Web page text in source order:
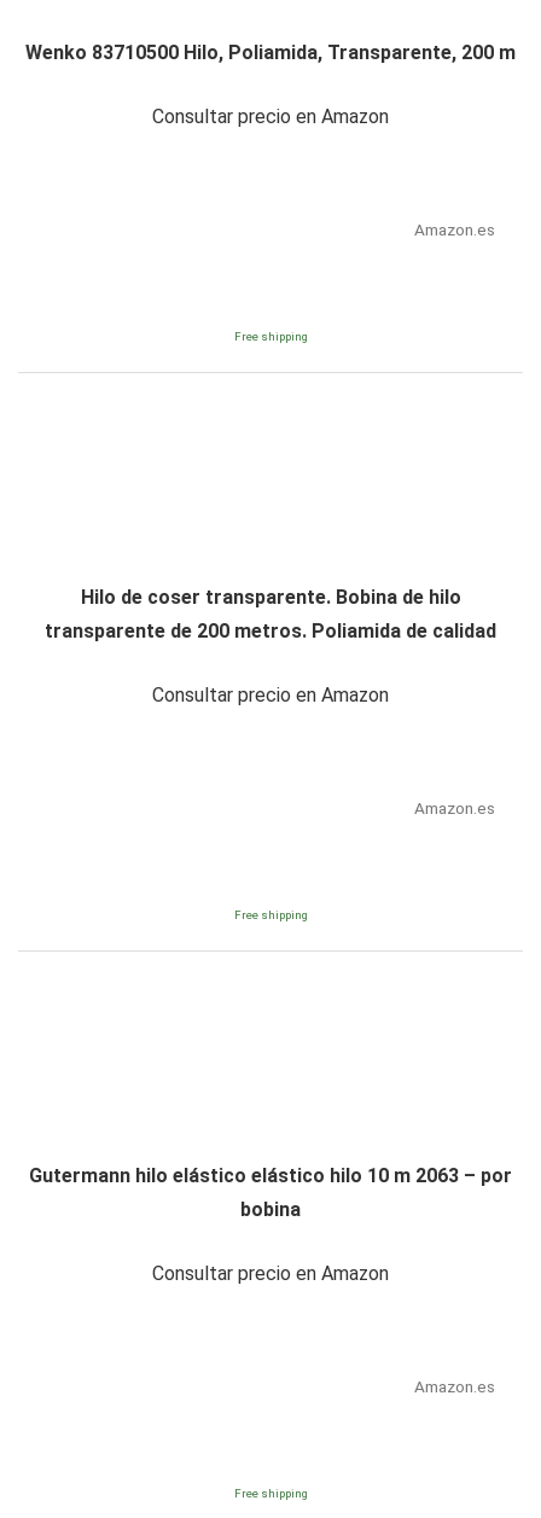
Wenko 83710500 Hilo, Poliamida, Transparente, 200 m
Consultar precio en Amazon
Amazon.es
Free shipping
Hilo de coser transparente. Bobina de hilo
transparente de 200 metros. Poliamida de calidad
Consultar precio en Amazon
Amazon.es
Free shipping
Gutermann hilo elástico elástico hilo 10 m 2063 – por
bobina
Consultar precio en Amazon
Amazon.es
Free shipping